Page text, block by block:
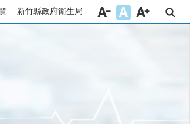
新竹縣政府衛生局